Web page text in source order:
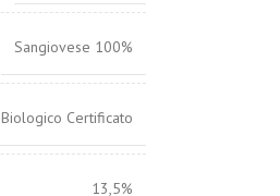
Sangiovese 100%
Biologico Certificato
13,5%